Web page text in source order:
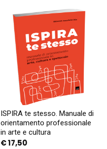
ISPIRA te stesso. Manuale di
orientamento professionale
in arte e cultura
€17,50